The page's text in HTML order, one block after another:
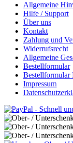
Allgemeine
Hilfe / Support
Über uns
Kontakt
Zahlung und
Widerrufsrecht
Allgemeine
Bestellformular
Bestellformular
Impressum